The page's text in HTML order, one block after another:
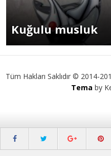
Kuğulu musluk
Tüm Hakları Saklıdır © 2014-
Tema by